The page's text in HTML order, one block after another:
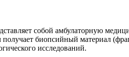
собой амбулаторную
получает биопсийный материал
исследований.